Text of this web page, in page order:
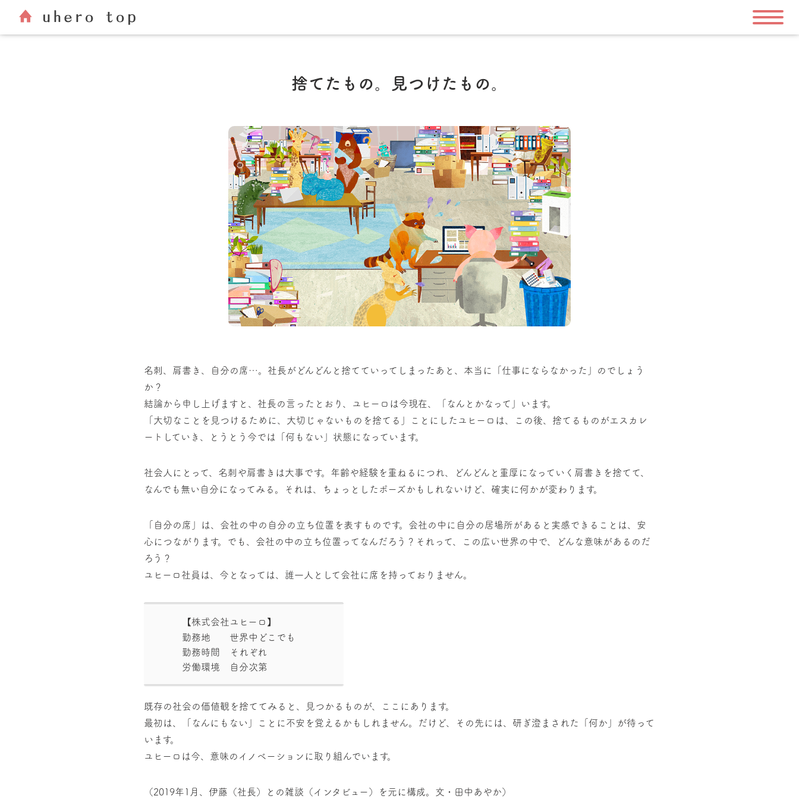
捨てたもの。見つけたもの。
名刺、肩書き、自分の席…。社長がどんどんと捨てていってしまったあと、本当に「仕事にならなかった」のでしょう
か？
結論から申し上げますと、社長の言ったとおり、ユヒーロは今現在、「なんとかなって」います。
「大切なことを見つけるために、大切じゃないものを捨てる」ことにしたユヒーロは、この後、捨てるものがエスカレ
ートしていき、とうとう今では「何もない」状態になっています。
社会人にとって、名刺や肩書きは大事です。年齢や経験を重ねるにつれ、どんどんと重厚になっていく肩書きを捨てて、
なんでも無い自分になってみる。それは、ちょっとしたポーズかもしれないけど、確実に何かが変わります。
「自分の席」は、会社の中の自分の立ち位置を表すものです。会社の中に自分の居場所があると実感できることは、安
心につながります。でも、会社の中の立ち位置ってなんだろう？それって、この広い世界の中で、どんな意味があるのだ
ろう？
ユヒーロ社員は、今となっては、誰一人として会社に席を持っておりません。
【株式会社ユヒーロ】
勤務地
世界中どこでも
勤務時間
それぞれ
労働環境
自分次第
既存の社会の価値観を捨ててみると、見つかるものが、ここにあります。
最初は、「なんにもない」ことに不安を覚えるかもしれません。だけど、その先には、研ぎ澄まされた「何か」が待って
います。
ユヒーロは今、意味のイノベーションに取り組んでいます。
（2019年1月、伊藤（社長）との雑談（インタビュー）を元に構成。文・田中あやか）